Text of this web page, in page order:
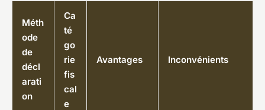
Méth
ode
de
décl
arati
on
Ca
té
go
rie
fis
cal
e
Avantages Inconvénients